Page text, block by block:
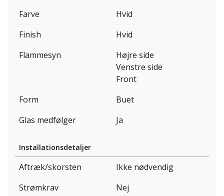
Farve
Hvid
Finish
Hvid
Flammesyn
Højre side
Venstre side
Front
Form
Buet
Glas medfølger
Ja
Installationsdetaljer
Aftræk/skorsten
Ikke nødvendig
Strømkrav
Nej